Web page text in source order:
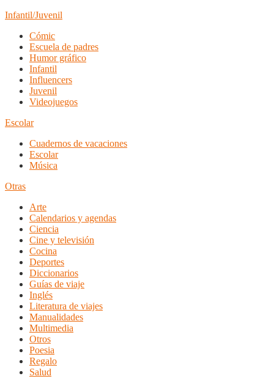
Infantil/Juvenil
Cómic
Escuela de padres
Humor gráfico
Infantil
Influencers
Juvenil
Videojuegos
Escolar
Cuadernos de vacaciones
Escolar
Música
Otras
Arte
Calendarios y agendas
Ciencia
Cine y televisión
Cocina
Deportes
Diccionarios
Guías de viaje
Inglés
Literatura de viajes
Manualidades
Multimedia
Otros
Poesia
Regalo
Salud